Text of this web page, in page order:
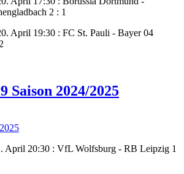
2 : 1
April 19:30 : FC St. Pauli - Bayer 04
Saison 2024/2025
April 20:30 : VfL Wolfsburg - RB Leipzig 1